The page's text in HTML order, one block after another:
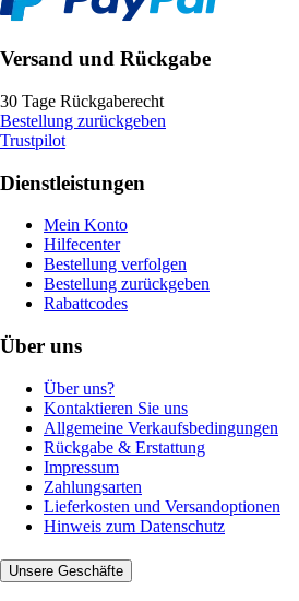
Versand und Rückgabe
30 Tage Rückgaberecht
Bestellung zurückgeben
Trustpilot
Dienstleistungen
Mein Konto
Hilfecenter
Bestellung verfolgen
Bestellung zurückgeben
Rabattcodes
Über uns
Über uns?
Kontaktieren Sie uns
Allgemeine Verkaufsbedingungen
Rückgabe & Erstattung
Impressum
Zahlungsarten
Lieferkosten und Versandoptionen
Hinweis zum Datenschutz
Unsere Geschäfte